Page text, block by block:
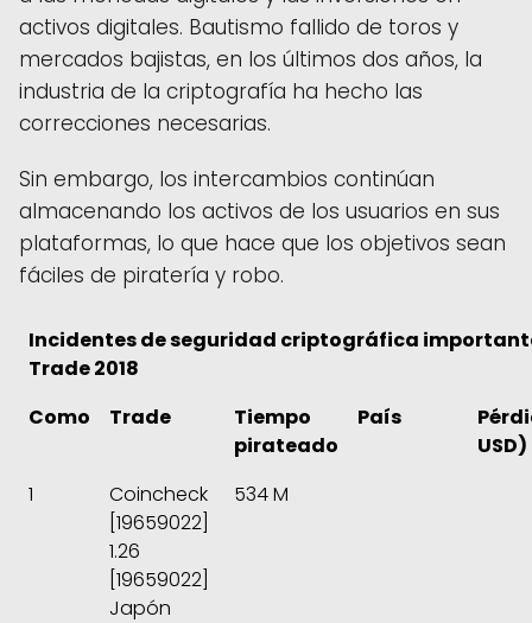
activos digitales. Bautismo fallido de toros y
mercados bajistas, en los últimos dos años, la
industria de la criptografía ha hecho las
correcciones necesarias.
Sin embargo, los intercambios continúan
almacenando los activos de los usuarios en sus
plataformas, lo que hace que los objetivos sean
fáciles de piratería y robo.
Incidentes de seguridad criptográfica
Trade 2018
Como
Trade
Tiempo
pirateado
País
USD)
1
Coincheck
[19659022]
1.26
[19659022]
Japón
534 M